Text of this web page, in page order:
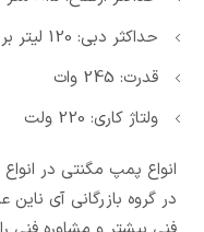
حداکثر دبی: 120 لیتر بر دقیقه
قدرت: 245 وات
ولتاژ کاری: 220 ولت
انواع پمپ مگنتی در
در گروه بازرگانی آی